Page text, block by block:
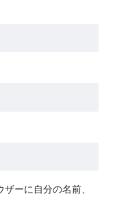
ーに自分の名前、